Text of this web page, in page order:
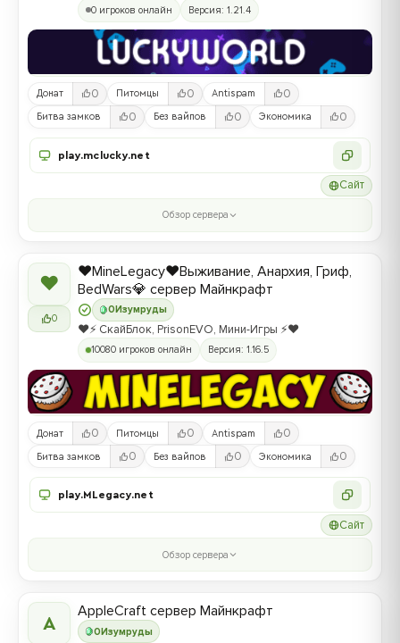
0 игроков онлайн Версия: 1.21.4
Донат 0 Питомцы 0 Antispam 0
Битва замков 0 Без вайпов 0 Экономика 0
play.mclucky.net
Сайт
Обзор сервера
❤
0
0 Изумруды
❤️MineLegacy❤️Выживание, Анархия, Гриф,
BedWars💎 сервер Майнкрафт
❤️⚡️ СкайБлок, PrisonEVO, Мини-Игры ⚡️❤️
10080 игроков онлайн Версия: 1.16.5
Донат 0 Питомцы 0 Antispam 0
Битва замков 0 Без вайпов 0 Экономика 0
play.MLegacy.net
Сайт
Обзор сервера
A 0Изумруды
AppleCraft сервер Майнкрафт